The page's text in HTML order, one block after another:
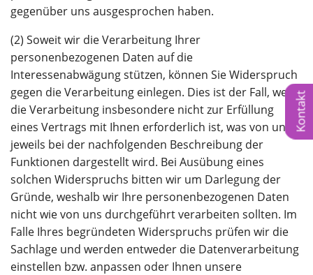
gegenüber uns ausgesprochen haben.
(2) Soweit wir die Verarbeitung Ihrer
personenbezogenen Daten auf die
Interessenabwägung stützen, können Sie Widerspruch
gegen die Verarbeitung einlegen. Dies ist der Fall, wenn
die Verarbeitung insbesondere nicht zur Erfüllung
eines Vertrags mit Ihnen erforderlich ist, was von uns
jeweils bei der nachfolgenden Beschreibung der
Funktionen dargestellt wird. Bei Ausübung eines
solchen Widerspruchs bitten wir um Darlegung der
Gründe, weshalb wir Ihre personenbezogenen Daten
nicht wie von uns durchgeführt verarbeiten sollten. Im
Falle Ihres begründeten Widerspruchs prüfen wir die
Sachlage und werden entweder die Datenverarbeitung
einstellen bzw. anpassen oder Ihnen unsere
Kontakt